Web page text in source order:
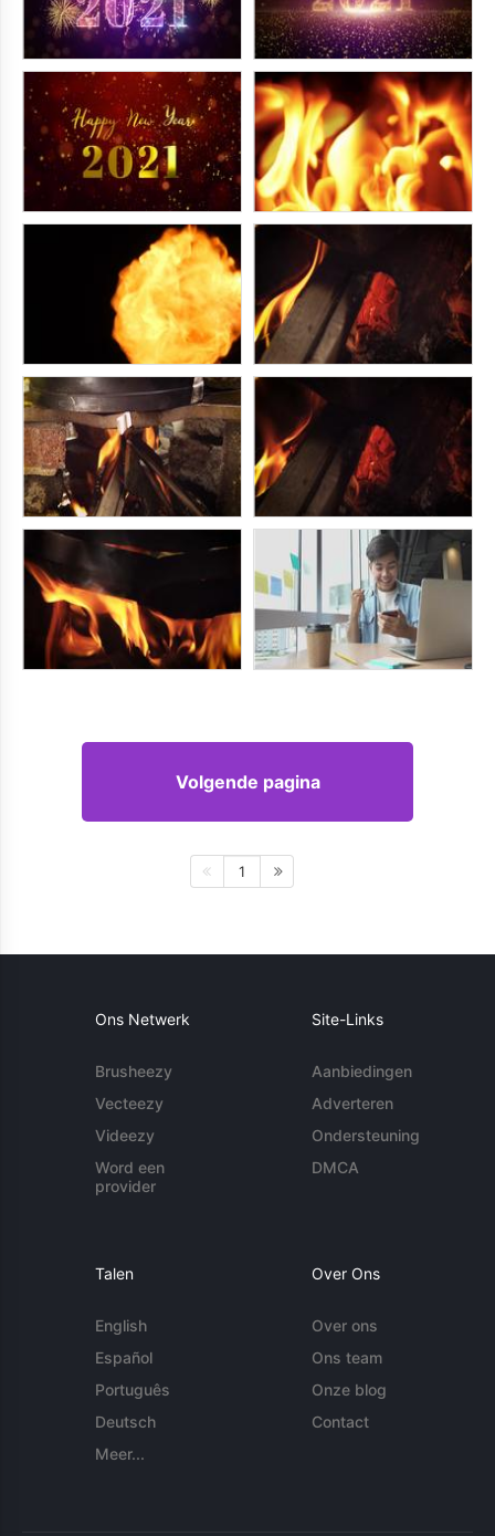
Volgende pagina
1
Ons Netwerk
Brusheezy
Vecteezy
Videezy
Word een
provider
Site-Links
Aanbiedingen
Adverteren
Ondersteuning
DMCA
Talen
English
Español
Português
Deutsch
Meer...
Over Ons
Over ons
Ons team
Onze blog
Contact